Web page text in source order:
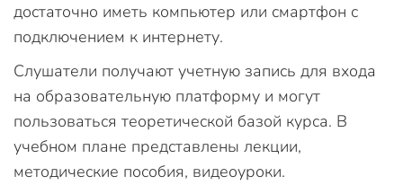
достаточно иметь компьютер или смартфон с
подключением к интернету.
Слушатели получают учетную запись для входа
на образовательную платформу и могут
пользоваться теоретической базой курса. В
учебном плане представлены лекции,
методические пособия, видеоуроки.